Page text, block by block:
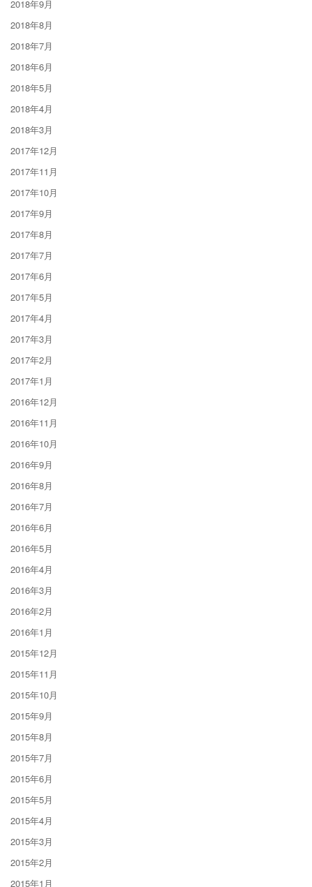
2018年9月
2018年8月
2018年7月
2018年6月
2018年5月
2018年4月
2018年3月
2017年12月
2017年11月
2017年10月
2017年9月
2017年8月
2017年7月
2017年6月
2017年5月
2017年4月
2017年3月
2017年2月
2017年1月
2016年12月
2016年11月
2016年10月
2016年9月
2016年8月
2016年7月
2016年6月
2016年5月
2016年4月
2016年3月
2016年2月
2016年1月
2015年12月
2015年11月
2015年10月
2015年9月
2015年8月
2015年7月
2015年6月
2015年5月
2015年4月
2015年3月
2015年2月
2015年1月